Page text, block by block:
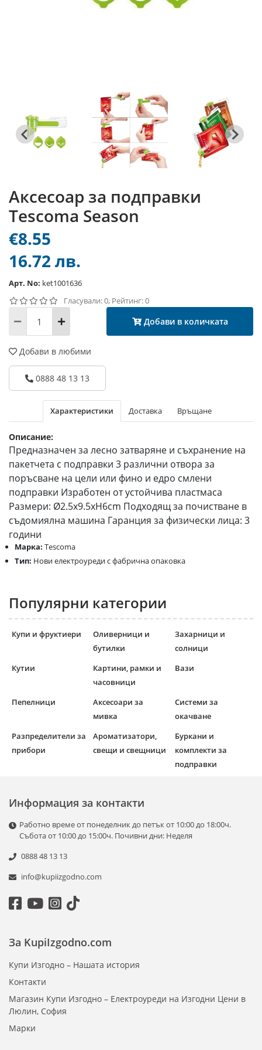
Аксесоар за подправки
Tescoma Season
€8.55
16.72 лв.
Арт. No: ket1001636
Гласували: 0, Рейтинг: 0
Добави в количката
Добави в любими
0888 48 13 13
Характеристики Доставка Връщане
Описание:
Предназначен за лесно затваряне и съхранение на
пакетчета с подправки 3 различни отвора за
поръсване на цели или фино и едро смлени
подправки Изработен от устойчива пластмаса
Размери: Ø2.5x9.5хH6cm Подходящ за почистване в
съдомиялна машина Гаранция за физически лица: 3
години
Марка: Tescoma
Тип: Нови електроуреди с фабрична опаковка
Популярни категории
Купи и фруктиери
Оливерници и
бутилки
Захарници и
солници
Кутии
Картини, рамки и
часовници
Вази
Пепелници
Аксесоари за
мивка
Системи за
окачване
Разпределители за
прибори
Ароматизатори,
свещи и свещници
Буркани и
комплекти за
подправки
Информация за контакти
Работно време от понеделник до петък от 10:00 до 18:00ч.
Събота от 10:00 до 15:00ч. Почивни дни: Неделя
0888 48 13 13
info@kupiizgodno.com
За KupiIzgodno.com
Купи Изгодно – Нашата история
Контакти
Магазин Купи Изгодно – Електроуреди на Изгодни Цени в
Люлин, София
Марки